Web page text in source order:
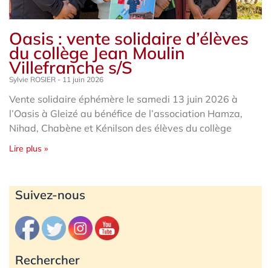
Oasis : vente solidaire d’élèves
du collège Jean Moulin
Villefranche s/S
Sylvie ROSIER 11 juin 2026
Vente solidaire éphémère le samedi 13 juin 2026 à
l’Oasis à Gleizé au bénéfice de l’association Hamza,
Nihad, Chabène et Kénilson des élèves du collège
Lire plus »
Suivez-nous
Rechercher
Archives